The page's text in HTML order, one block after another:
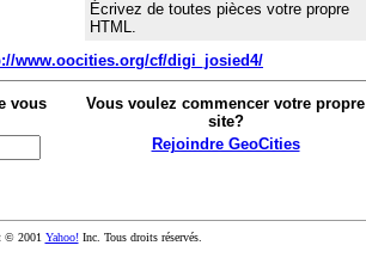
Écrivez de toutes pièces votre propre
HTML.
www.oocities.org/cf/digi_josied4/
vous
Vous voulez commencer votre propre
site?
Rejoindre GeoCities
© 2001 Yahoo!Inc. Tous droits réservés.